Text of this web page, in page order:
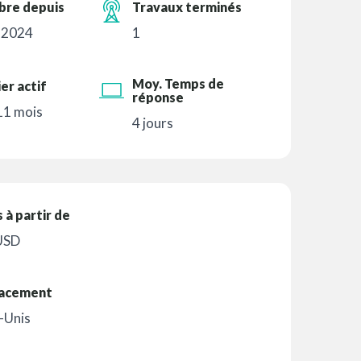
depuis Travaux terminés
1
actif
mois
Moy. Temps de
réponse
4 jours
à partir de